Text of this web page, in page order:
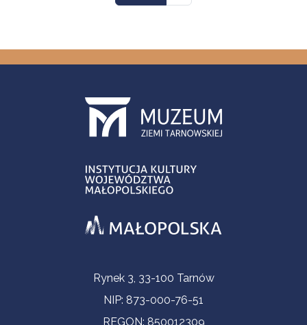
Contact InformationRynek 3, 33-100 Tarnów
NIP: 873-000-76-51
REGON: 850012309